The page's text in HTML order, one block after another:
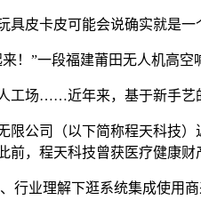
卡皮可能会说确实就是一
”一段福建莆田无人机高空
场……近年来，基于新手艺的
司（以下简称程天科技）
，程天科技曾获医疗健康财
业理解下逛系统集成使用